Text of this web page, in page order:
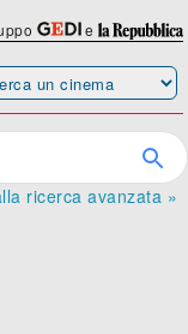
e
ricerca avanzata »